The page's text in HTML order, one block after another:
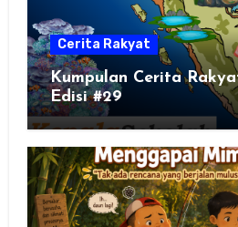
Cerita Rakyat
Kumpulan Cerita
Edisi #29